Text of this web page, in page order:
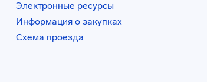
Электронные ресурсы
Информация о закупках
Схема проезда